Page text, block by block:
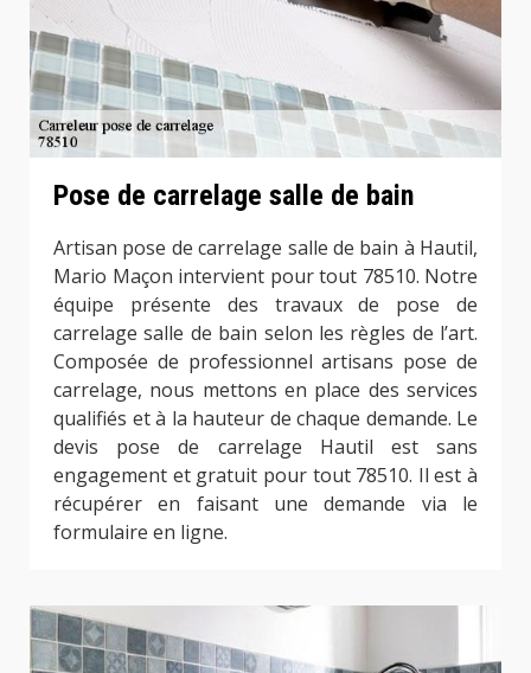
Pose de carrelage salle de bain
Artisan pose de carrelage salle de bain à Hautil,
Mario Maçon intervient pour tout 78510. Notre
équipe présente des travaux de pose de
carrelage salle de bain selon les règles de l’art.
Composée de professionnel artisans pose de
carrelage, nous mettons en place des services
qualifiés et à la hauteur de chaque demande. Le
devis pose de carrelage Hautil est sans
engagement et gratuit pour tout 78510. Il est à
récupérer en faisant une demande via le
formulaire en ligne.